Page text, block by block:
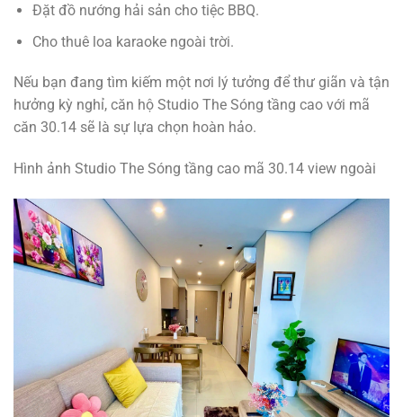
Đặt đồ nướng hải sản cho tiệc BBQ.
Cho thuê loa karaoke ngoài trời.
Nếu bạn đang tìm kiếm một nơi lý tưởng để thư giãn và tận
hưởng kỳ nghỉ, căn hộ Studio The Sóng tầng cao với mã
căn 30.14 sẽ là sự lựa chọn hoàn hảo.
Hình ảnh Studio The Sóng tầng cao mã 30.14 view ngoài